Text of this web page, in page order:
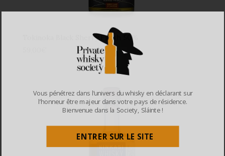
Tokinoka Black Sherry Finish 50%
Vous pénétrez dans l’univers du whisky en déclarant sur
l’honneur être majeur dans votre pays de résidence.
Bienvenue dans la Society, Sláinte !
ENTRER SUR LE SITE